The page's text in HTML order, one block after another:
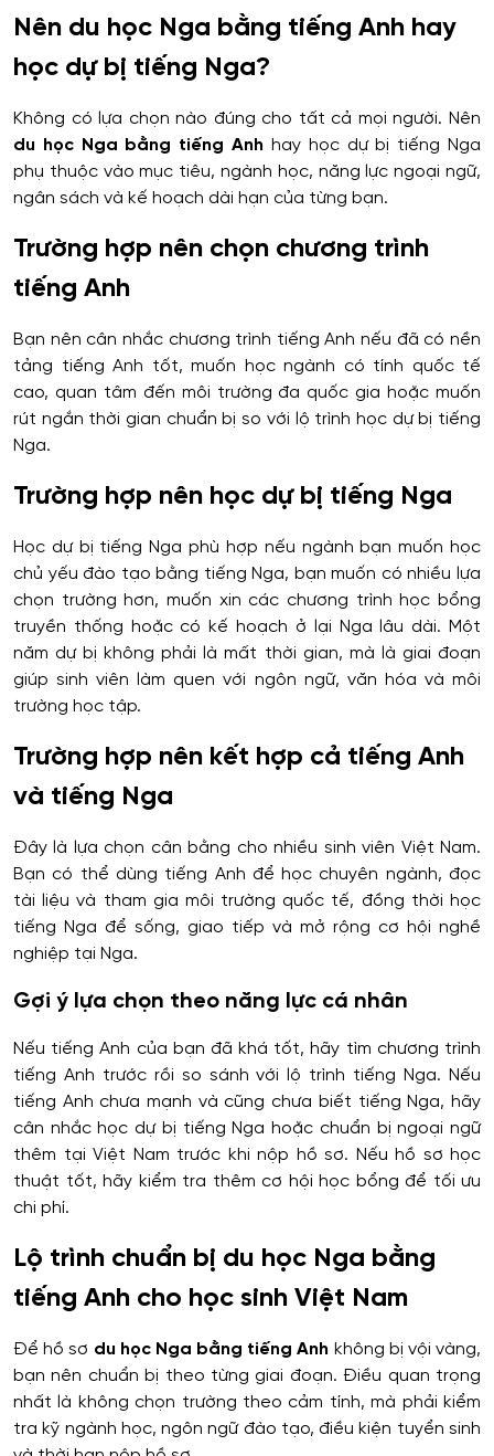
Nên du học Nga bằng tiếng Anh hay
học dự bị tiếng Nga?
Không có lựa chọn nào đúng cho tất cả mọi người. Nên
du học Nga bằng tiếng Anh hay học dự bị tiếng Nga
phụ thuộc vào mục tiêu, ngành học, năng lực ngoại ngữ,
ngân sách và kế hoạch dài hạn của từng bạn.
Trường hợp nên chọn chương trình
tiếng Anh
Bạn nên cân nhắc chương trình tiếng Anh nếu đã có nền
tảng tiếng Anh tốt, muốn học ngành có tính quốc tế
cao, quan tâm đến môi trường đa quốc gia hoặc muốn
rút ngắn thời gian chuẩn bị so với lộ trình học dự bị tiếng
Nga.
Trường hợp nên học dự bị tiếng Nga
Học dự bị tiếng Nga phù hợp nếu ngành bạn muốn học
chủ yếu đào tạo bằng tiếng Nga, bạn muốn có nhiều lựa
chọn trường hơn, muốn xin các chương trình học bổng
truyền thống hoặc có kế hoạch ở lại Nga lâu dài. Một
năm dự bị không phải là mất thời gian, mà là giai đoạn
giúp sinh viên làm quen với ngôn ngữ, văn hóa và môi
trường học tập.
Trường hợp nên kết hợp cả tiếng Anh
và tiếng Nga
Đây là lựa chọn cân bằng cho nhiều sinh viên Việt Nam.
Bạn có thể dùng tiếng Anh để học chuyên ngành, đọc
tài liệu và tham gia môi trường quốc tế, đồng thời học
tiếng Nga để sống, giao tiếp và mở rộng cơ hội nghề
nghiệp tại Nga.
Gợi ý lựa chọn theo năng lực cá nhân
Nếu tiếng Anh của bạn đã khá tốt, hãy tìm chương trình
tiếng Anh trước rồi so sánh với lộ trình tiếng Nga. Nếu
tiếng Anh chưa mạnh và cũng chưa biết tiếng Nga, hãy
cân nhắc học dự bị tiếng Nga hoặc chuẩn bị ngoại ngữ
thêm tại Việt Nam trước khi nộp hồ sơ. Nếu hồ sơ học
thuật tốt, hãy kiểm tra thêm cơ hội học bổng để tối ưu
chi phí.
Lộ trình chuẩn bị du học Nga bằng
tiếng Anh cho học sinh Việt Nam
Để hồ sơ du học Nga bằng tiếng Anh không bị vội vàng,
bạn nên chuẩn bị theo từng giai đoạn. Điều quan trọng
nhất là không chọn trường theo cảm tính, mà phải kiểm
tra kỹ ngành học, ngôn ngữ đào tạo, điều kiện tuyển sinh